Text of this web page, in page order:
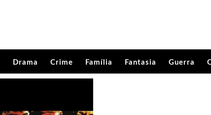
Drama Crime Família Fantasia Guerra